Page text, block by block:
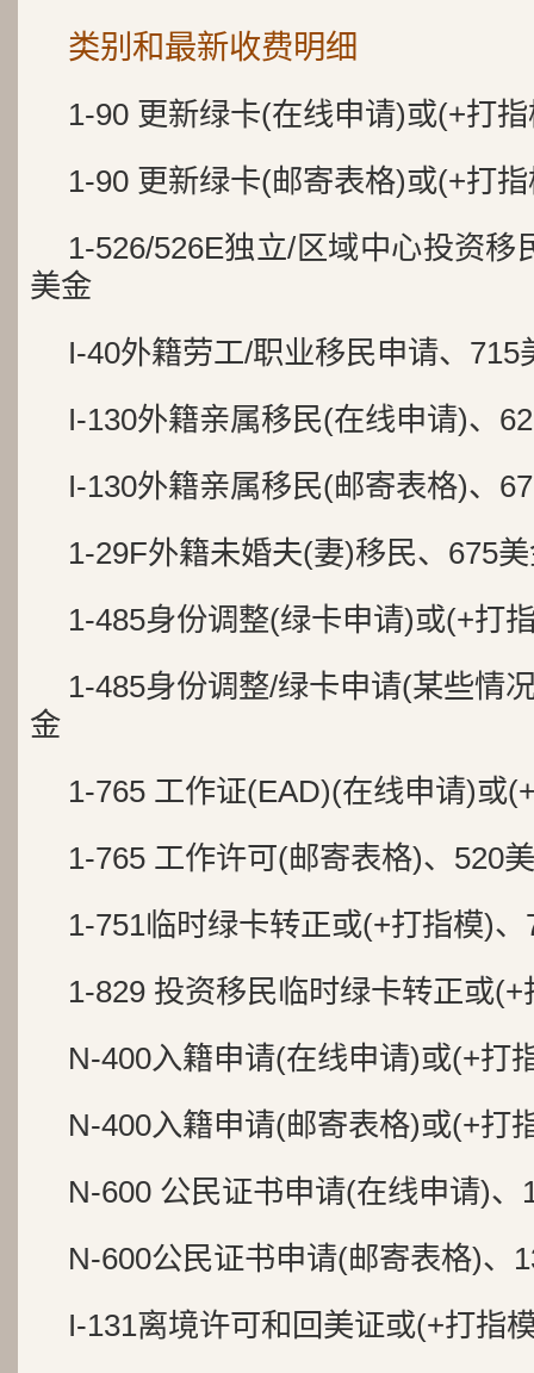
类别和最新收费明细
1-90 更新绿卡(在线申请)或(+打
1-90 更新绿卡(邮寄表格)或(+打
1-526/526E独立/区域中心投资移
美金
I-40外籍劳工/职业移民申请、715
I-130外籍亲属移民(在线申请)、
I-130外籍亲属移民(邮寄表格)、
1-29F外籍未婚夫(妻)移民、675
1-485身份调整(绿卡申请)或(+打
1-485身份调整/绿卡申请(某些情
金
1-765 工作证(EAD)(在线申请)或
1-765 工作许可(邮寄表格)、520
1-751临时绿卡转正或(+打指模)、
1-829 投资移民临时绿卡转正或
N-400入籍申请(在线申请)或(+打
N-400入籍申请(邮寄表格)或(+打
N-600 公民证书申请(在线申请)、
N-600公民证书申请(邮寄表格)、
I-131离境许可和回美证或(+打指